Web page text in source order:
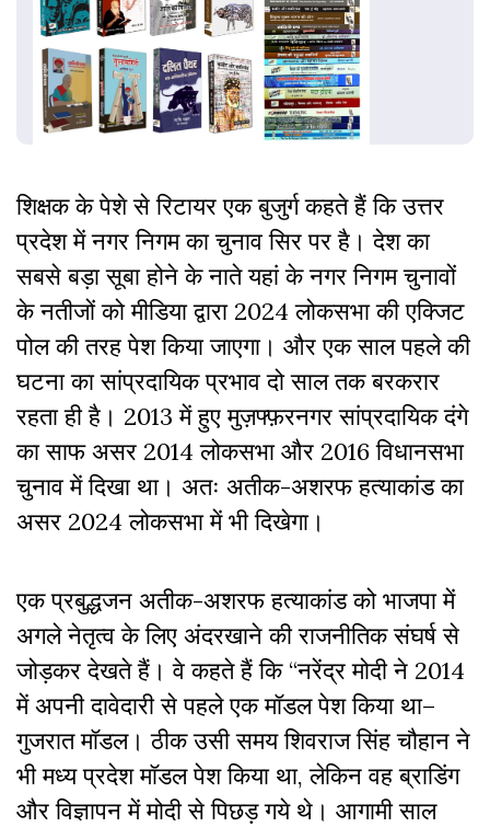
शिक्षक के पेशे से रिटायर एक बुजुर्ग कहते हैं कि उत्तर
प्रदेश में नगर निगम का चुनाव सिर पर है। देश का
सबसे बड़ा सूबा होने के नाते यहां के नगर निगम चुनावों
के नतीजों को मीडिया द्वारा 2024 लोकसभा की एक्जिट
पोल की तरह पेश किया जाएगा। और एक साल पहले की
घटना का सांप्रदायिक प्रभाव दो साल तक बरकरार
रहता ही है। 2013 में हुए मुज़फ्फ़रनगर सांप्रदायिक दंगे
का साफ असर 2014 लोकसभा और 2016 विधानसभा
चुनाव में दिखा था। अतः अतीक-अशरफ हत्याकांड का
असर 2024 लोकसभा में भी दिखेगा।
एक प्रबुद्धजन अतीक-अशरफ हत्याकांड को भाजपा में
अगले नेतृत्व के लिए अंदरखाने की राजनीतिक संघर्ष से
जोड़कर देखते हैं। वे कहते हैं कि “नरेंद्र मोदी ने 2014
में अपनी दावेदारी से पहले एक मॉडल पेश किया था–
गुजरात मॉडल। ठीक उसी समय शिवराज सिंह चौहान ने
भी मध्य प्रदेश मॉडल पेश किया था, लेकिन वह ब्राडिंग
और विज्ञापन में मोदी से पिछड़ गये थे। आगामी साल